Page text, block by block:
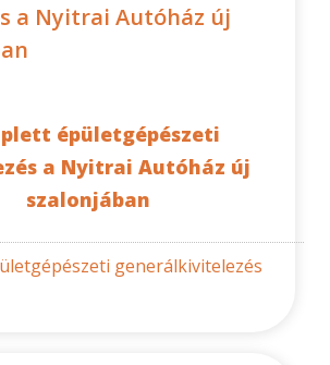
a Nyitrai Autóház új
épületgépészeti
a Nyitrai Autóház új
szalonjában
generálkivitelezés